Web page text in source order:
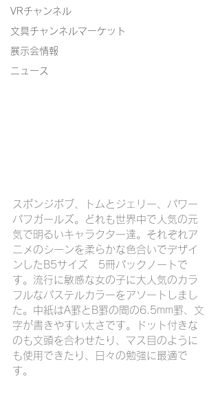
VRチャンネル
文具チャンネルマーケット
展示会情報
ニュース
スポンジボブ、トムとジェリー、パワー
パフガールズ。どれも世界中で人気の元
気で明るいキャラクター達。それぞれア
ニメのシーンを柔らかな色合いでデザイ
ンしたB5サイズ　5冊パックノートで
す。流行に敏感な女の子に大人気のカラ
フルなパステルカラーをアソートしまし
た。中紙はA罫とB罫の間の6.5mm罫、文
字が書きやすい太さです。ドット付きな
のも文頭を合わせたり、マス目のように
も使用できたり、日々の勉強に最適で
す。